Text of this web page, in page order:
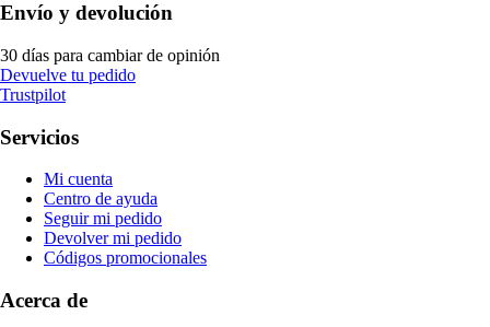
Envío y devolución
30 días para cambiar de opinión
Devuelve tu pedido
Trustpilot
Servicios
Mi cuenta
Centro de ayuda
Seguir mi pedido
Devolver mi pedido
Códigos promocionales
Acerca de